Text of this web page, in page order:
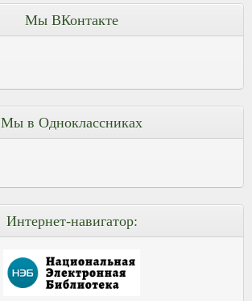
Мы ВКонтакте
Мы в Одноклассниках
Интернет-навигатор: